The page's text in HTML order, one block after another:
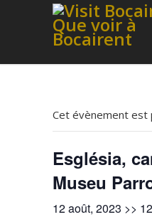
Cet évènement est
Església,
Museu
12 août, 2023 >>